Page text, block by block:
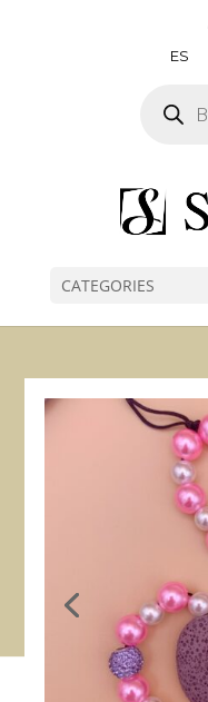
ES
search
CATEGORIES